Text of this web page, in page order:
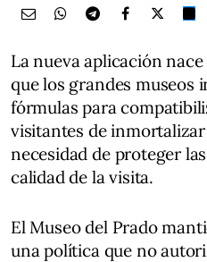
La nueva aplicación
que los grandes museos
fórmulas para
visitantes de
necesidad de proteger
calidad de la visita.
El Museo del Prado
una política que no